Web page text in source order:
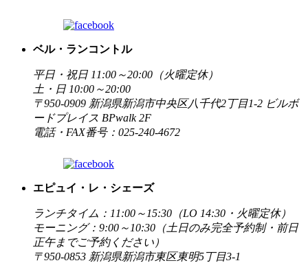
ベル・ランコントル
平日・祝日 11:00～20:00（火曜定休）
土・日 10:00～20:00
〒950-0909 新潟県新潟市中央区八千代2丁目1-2 ビルボ
ードプレイス BPwalk 2F
電話・FAX番号：025-240-4672
エピュイ・レ・シェーズ
ランチタイム：11:00～15:30（LO 14:30・火曜定休）
モーニング：9:00～10:30（土日のみ完全予約制・前日
正午までご予約ください）
〒950-0853 新潟県新潟市東区東明5丁目3-1